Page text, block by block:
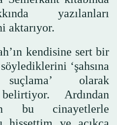
yazılanları
aktarıyor.
kendisine sert bir
‘şahsına
olarak
Ardından
bu cinayetlerle